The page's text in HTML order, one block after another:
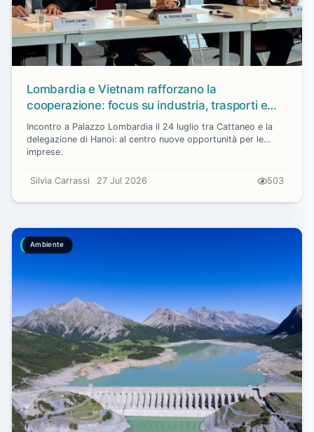
Lombardia e Vietnam rafforzano la
cooperazione: focus su industria, trasporti e
transizione ecologica
Incontro a Palazzo Lombardia il 24 luglio tra Cattaneo e la
delegazione di Hanoi: al centro nuove opportunità per le
imprese.
Silvia Carrassi 27 Jul 2026 503
Ambiente